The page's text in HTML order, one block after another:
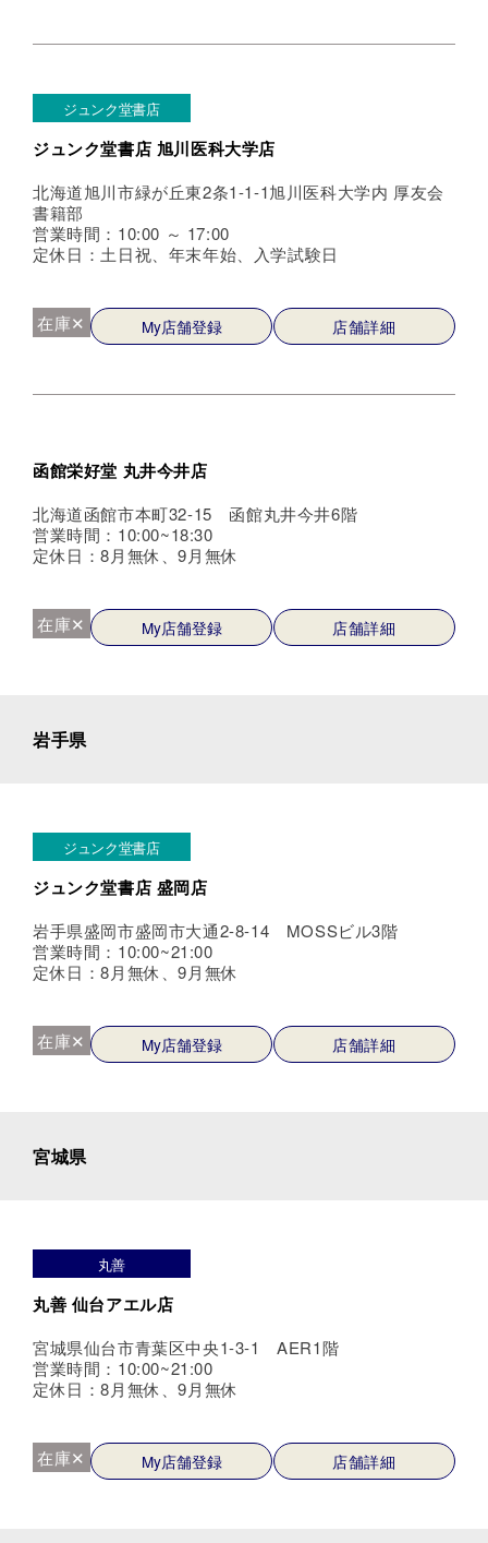
ジュンク堂書店
ジュンク堂書店 旭川医科大学店
北海道旭川市緑が丘東2条1-1-1旭川医科大学内 厚友会
書籍部
営業時間：10:00 ～ 17:00
定休日：土日祝、年末年始、入学試験日
在庫✕ My店舗登録 店舗詳細
函館栄好堂 丸井今井店
北海道函館市本町32-15 函館丸井今井6階
営業時間：10:00~18:30
定休日：8月無休、9月無休
在庫✕ My店舗登録 店舗詳細
岩手県
ジュンク堂書店
ジュンク堂書店 盛岡店
岩手県盛岡市盛岡市大通2-8-14 MOSSビル3階
営業時間：10:00~21:00
定休日：8月無休、9月無休
在庫✕ My店舗登録 店舗詳細
宮城県
丸善
丸善 仙台アエル店
宮城県仙台市青葉区中央1-3-1 AER1階
営業時間：10:00~21:00
定休日：8月無休、9月無休
在庫✕ My店舗登録 店舗詳細